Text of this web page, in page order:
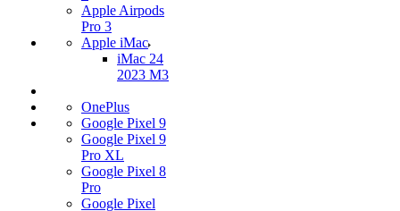
Apple Airpods
Pro 3
Apple iMac
iMac 24
2023 M3
OnePlus
Google Pixel 9
Google Pixel 9
Pro XL
Google Pixel 8
Pro
Google Pixel